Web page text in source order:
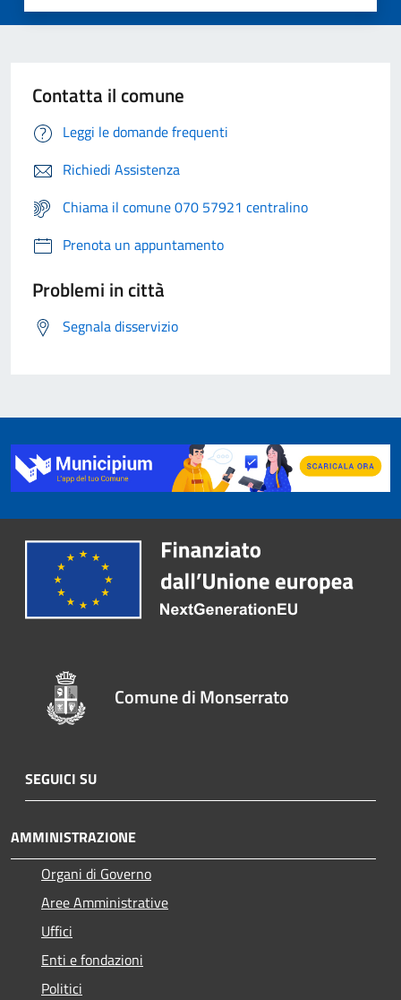
Contatta il comune
Leggi le domande frequenti
Richiedi Assistenza
Chiama il comune 070 57921 centralino
Prenota un appuntamento
Problemi in città
Segnala disservizio
Comune di Monserrato
SEGUICI SU
AMMINISTRAZIONE
Organi di Governo
Aree Amministrative
Uffici
Enti e fondazioni
Politici